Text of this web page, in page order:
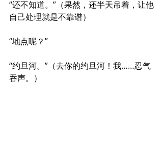
“还不知道。”（果然，还半天吊着，让他
自己处理就是不靠谱）
“地点呢？”
“约旦河。”（去你的约旦河！我……忍气
吞声。）